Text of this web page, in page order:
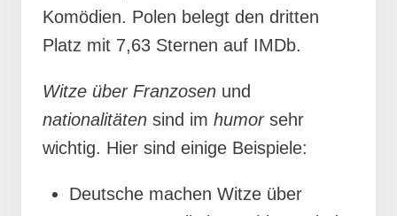
Komödien. Polen belegt den dritten
Platz mit 7,63 Sternen auf IMDb.
Witze über Franzosen und
nationalitäten sind im humorsehr
wichtig. Hier sind einige Beispiele:
Deutsche machen Witze über